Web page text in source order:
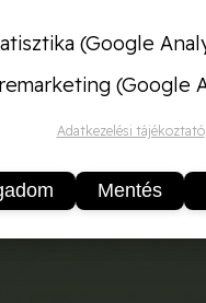
stimuláló táp
vagy levéltrágyaként
levéltrágyázáshoz
(Google
(Google
Adatkezelési tájékoztató
Mentés